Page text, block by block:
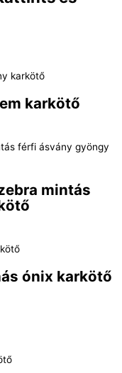
karkötő
mintás
ónix karkötő